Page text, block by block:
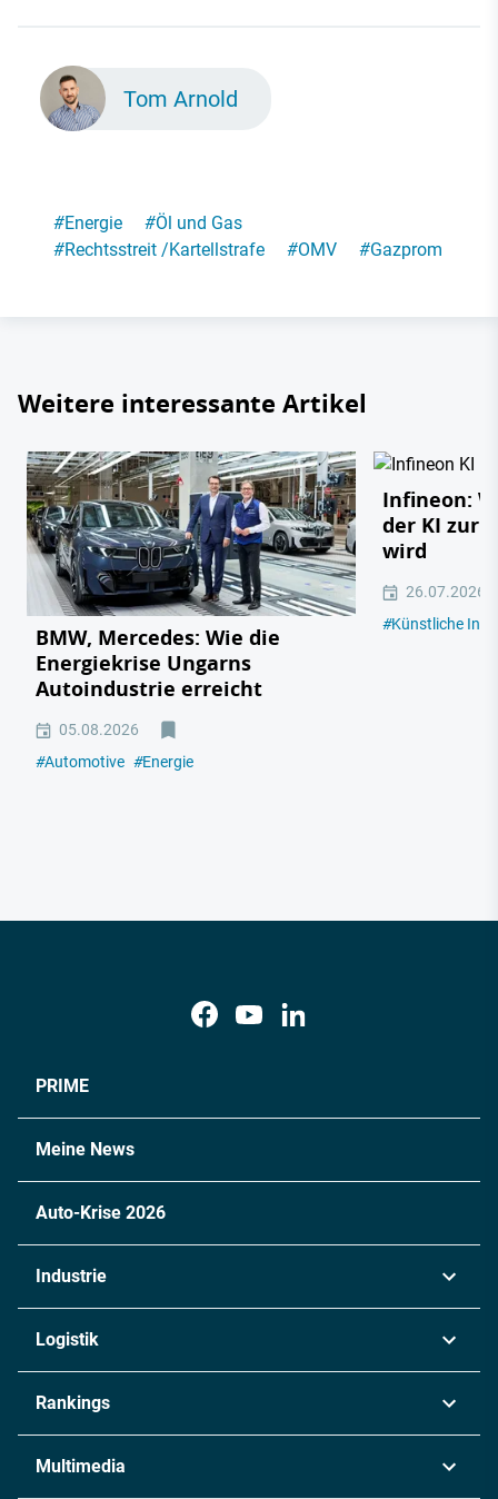
Tom Arnold
#Energie #Öl und Gas
#Rechtsstreit /Kartellstrafe #OMV #Gazprom
Weitere interessante Artikel
BMW, Mercedes: Wie die
Energiekrise Ungarns
Autoindustrie erreicht
05.08.2026
#Automotive #Energie
Infineon:
der KI zur
wird
26.07.2026
#Künstliche
PRIME
Meine News
Auto-Krise 2026
Industrie
Chemie
Metall
Logistik
Rankings
Multimedia